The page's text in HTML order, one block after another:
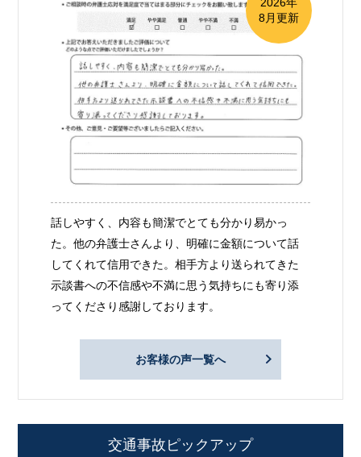
2026年
8月更新
話しやすく、内容も簡潔でとても分かり易かっ
た。他の弁護士さんより、明確に金額について話
してくれて信用できた。相手方より送られてきた
示談書への不信感や不満に思う気持ちにも寄り添
ってくださり感謝しております。
お客様の声一覧へ
交通事故ピックアップ